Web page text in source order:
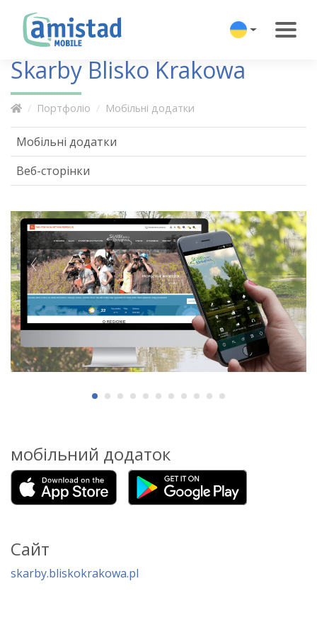
Skarby Blisko Krakowa
Портфоліо Мобільні додатки
мобільний додаток
Сайт
skarby.bliskokrakowa.pl
Мобільні додатки
Веб-сторінки